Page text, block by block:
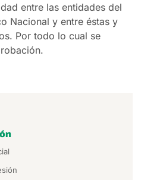
entre las entidades del
Nacional y entre éstas y
Por todo lo cual se